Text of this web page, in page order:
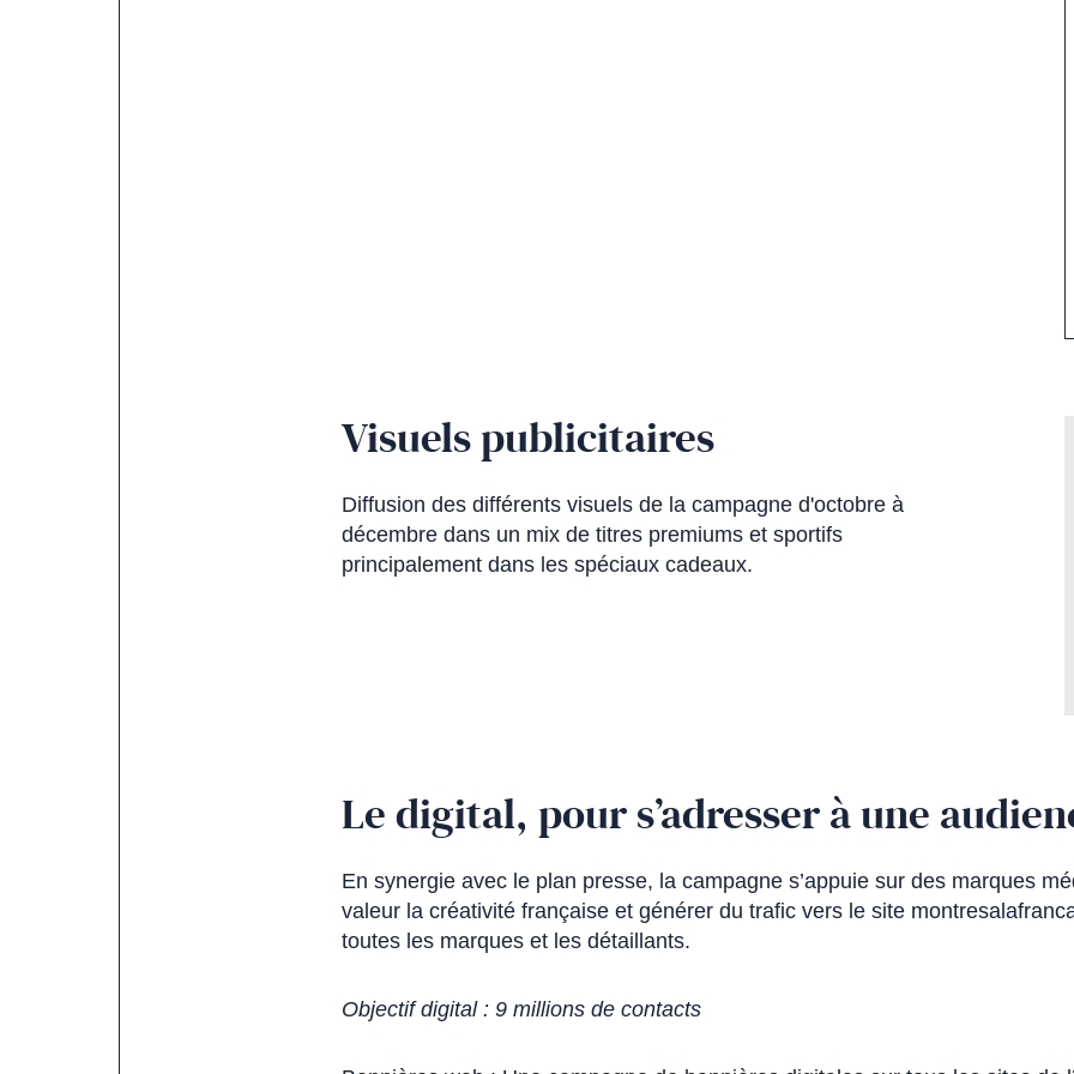
Visuels publicitaires
Diffusion des différents visuels de la campagne d'octobre à
décembre dans un mix de titres premiums et sportifs
principalement dans les spéciaux cadeaux.
Le digital, pour s’adresser à une
En synergie avec le plan presse, la campagne s’appuie sur des marques
valeur la créativité française et générer du trafic vers le site
toutes les marques et les détaillants.
Objectif digital : 9 millions de contacts